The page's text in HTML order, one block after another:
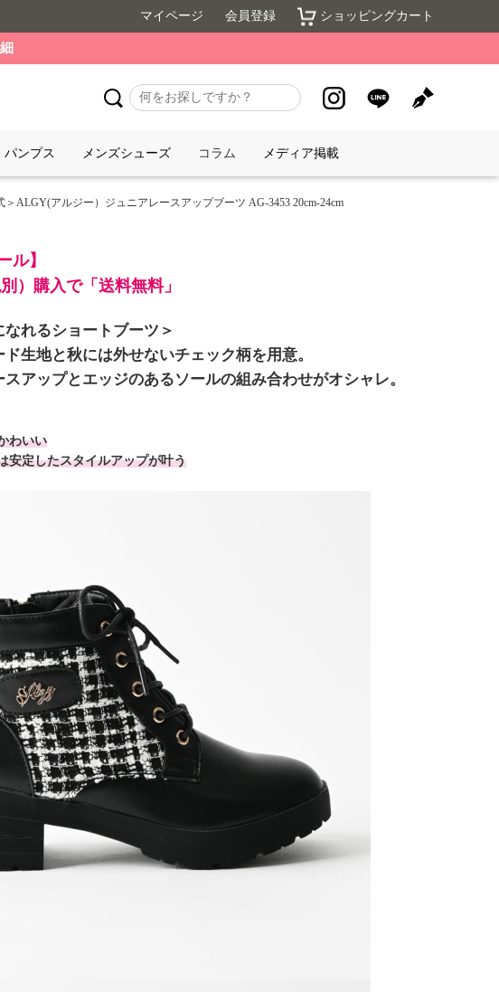
マイページ 会員登録 ショッピングカート
パンプス メンズシューズ コラム メディア掲載
ALGY(アルジー）ジュニアレースアップブーツ AG-3453 20cm-24cm
ル】
）購入で「送料無料」
なれるショートブーツ＞
ド生地と秋には外せないチェック柄を用意。
アップとエッジのあるソールの組み合わせがオシャレ。
わいい
安定したスタイルアップが叶う